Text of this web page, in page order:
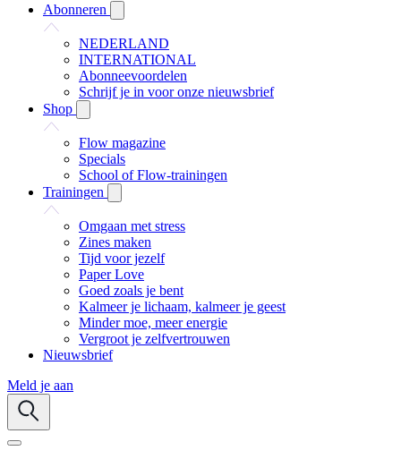
Abonneren
NEDERLAND
INTERNATIONAL
Abonneevoordelen
Schrijf je in voor onze nieuwsbrief
Shop
Flow magazine
Specials
School of Flow-trainingen
Trainingen
Omgaan met stress
Zines maken
Tijd voor jezelf
Paper Love
Goed zoals je bent
Kalmeer je lichaam, kalmeer je geest
Minder moe, meer energie
Vergroot je zelfvertrouwen
Nieuwsbrief
Meld je aan